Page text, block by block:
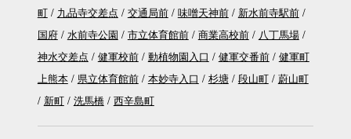
町
九品寺交差点 交通局前 味噌天神前
新水前寺駅前
国府
水前寺公園 市立体育館前 商業高校前
八丁馬場
神水交差点
健軍校前 動植物園入口 健軍交番前
健軍町
上熊本
県立体育館前 本妙寺入口 杉塘 段山町
蔚山町
新町
洗馬橋 西辛島町